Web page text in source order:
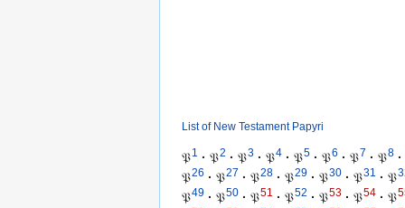
List of New Testament Papyri
𝔓1 · 𝔓2 · 𝔓3 · 𝔓4 · 𝔓5 · 𝔓6 · 𝔓7 · 𝔓8 ·
𝔓26 · 𝔓27 · 𝔓28 · 𝔓29 · 𝔓30 · 𝔓31 · 𝔓
𝔓49 · 𝔓50 · 𝔓51 · 𝔓52 · 𝔓53 · 𝔓54 · 𝔓